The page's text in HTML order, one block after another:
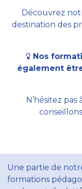
Découvrez
destination des
Nos
également
N’hésitez
Une partie de
formations